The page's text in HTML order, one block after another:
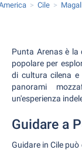
Cile
Punta Arenas è
popolare per
di cultura cilena e
panorami
un'esperienza
Guidare a
Guidare in Cile